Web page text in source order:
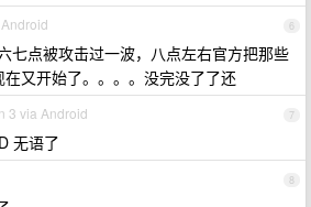
6
七点被攻击过一波，八点左右官方把那些
又开始了。。。。没完没了了还
7
3 via Android
无语了
8